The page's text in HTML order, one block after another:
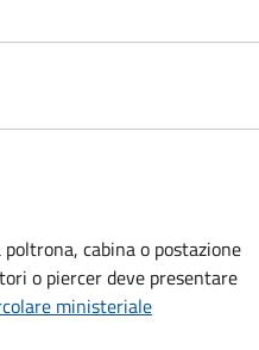
cabina o postazione
o piercer deve presentare
ministeriale